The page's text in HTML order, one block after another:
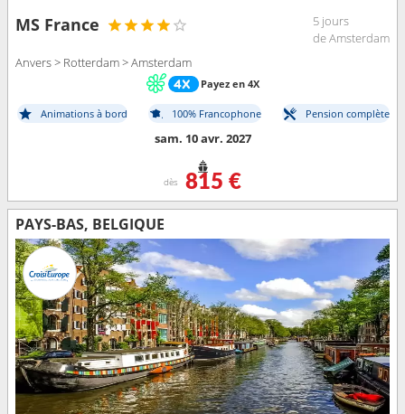
MS France
5 jours
de Amsterdam
Anvers > Rotterdam > Amsterdam
Payez en 4X
Animations à bord 100% Francophone Pension complète
sam. 10 avr. 2027
dès 815 €
PAYS-BAS, BELGIQUE